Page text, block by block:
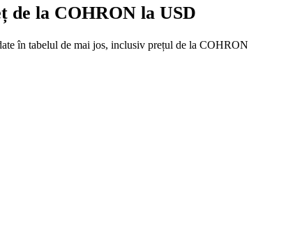
de la COHRON la USD
în tabelul de mai jos, inclusiv prețul de la COHRON